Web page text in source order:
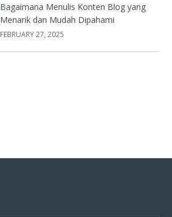
Bagaimana Menulis Konten Blog yang
Menarik dan Mudah Dipahami
FEBRUARY 27, 2025